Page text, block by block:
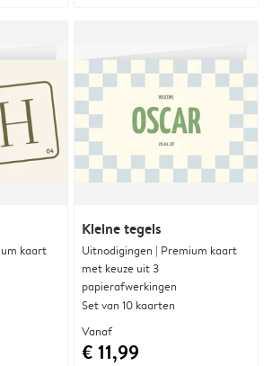
kaart
Kleine tegels
Uitnodigingen | Premium kaart
met keuze uit 3
papierafwerkingen
Set van 10 kaarten
Vanaf
€ 11,99